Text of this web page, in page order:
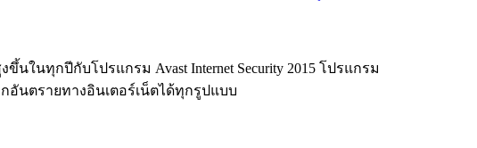
ในทุกปีกับโปรแกรม Avast Internet Security 2015 โปรแกรม
นตรายทางอินเตอร์เน็ตได้ทุกรูปแบบ